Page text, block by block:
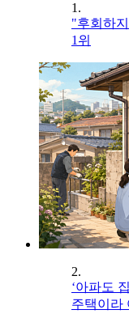
1.
"후회하
1위
2.
‘아파도
주택이라